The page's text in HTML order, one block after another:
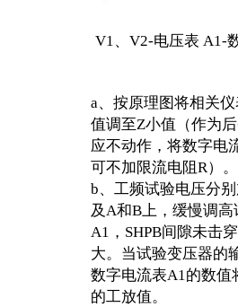
V1、V2-电压表 A1-
a、按原理图将相关
值调至Z小值（作为
应不动作，将数字电
可不加限流电阻R）。
b、工频试验电压分
及A和B上，缓慢调
A1，SHPB间隙未击
大。当试验变压器的
数字电流表A1的数值
的工放值。